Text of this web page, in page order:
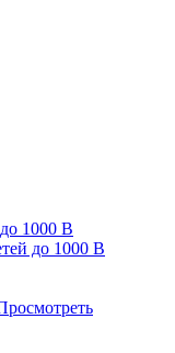
1000 В
до 1000 В